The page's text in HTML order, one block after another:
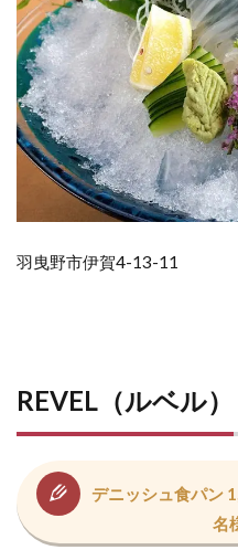
羽曳野市伊賀4-13-11
REVEL（ルベル）
デニッシュ食パン
名